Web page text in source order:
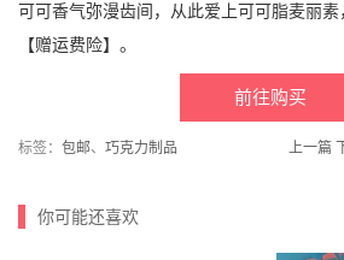
可可香气弥漫齿间，从此爱上可可脂麦丽
【赠运费险】。
前往购买
标签： 包邮、 巧克力制品 上一篇
你可能还喜欢